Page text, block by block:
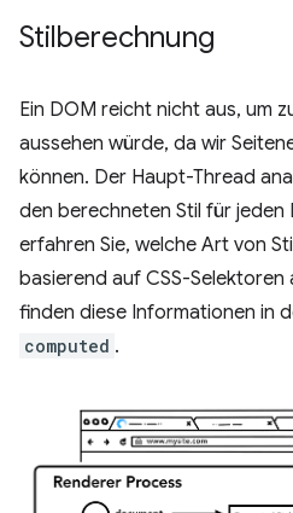
Stilberechnung
Ein DOM reicht nicht aus, um
aussehen würde, da wir
können. Der Haupt-Thread
den berechneten Stil für jeden
erfahren Sie, welche Art von
basierend auf CSS-Selektoren
finden diese Informationen in
computed .